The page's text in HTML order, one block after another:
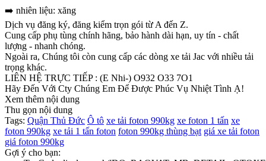
➡️ nhiên liệu: xăng
Dịch vụ đăng ký, đăng kiểm trọn gói từ A đến Z.
Cung cấp phụ tùng chính hãng, bảo hành dài hạn, uy tín - chất
lượng - nhanh chóng.
Ngoài ra, Chúng tôi còn cung cấp các dòng xe tải Jac với nhiều tải
trọng khác.
LIÊN HỆ TRỰC TIẾP : (E Nhi-) O932 O33 7O1
Hãy Đến Với Cty Chúng Em Để Được Phúc Vụ Nhiệt Tình Ạ!
Xem thêm nội dung
Thu gọn nội dung
Tags: Quận Thủ Đức Ô tô xe tải foton 990kg xe foton 1 tấn xe
foton 990kg xe tải 1 tấn foton foton 990kg thùng bạt giá xe tải foton
giá foton 990kg
Gợi ý cho bạn: